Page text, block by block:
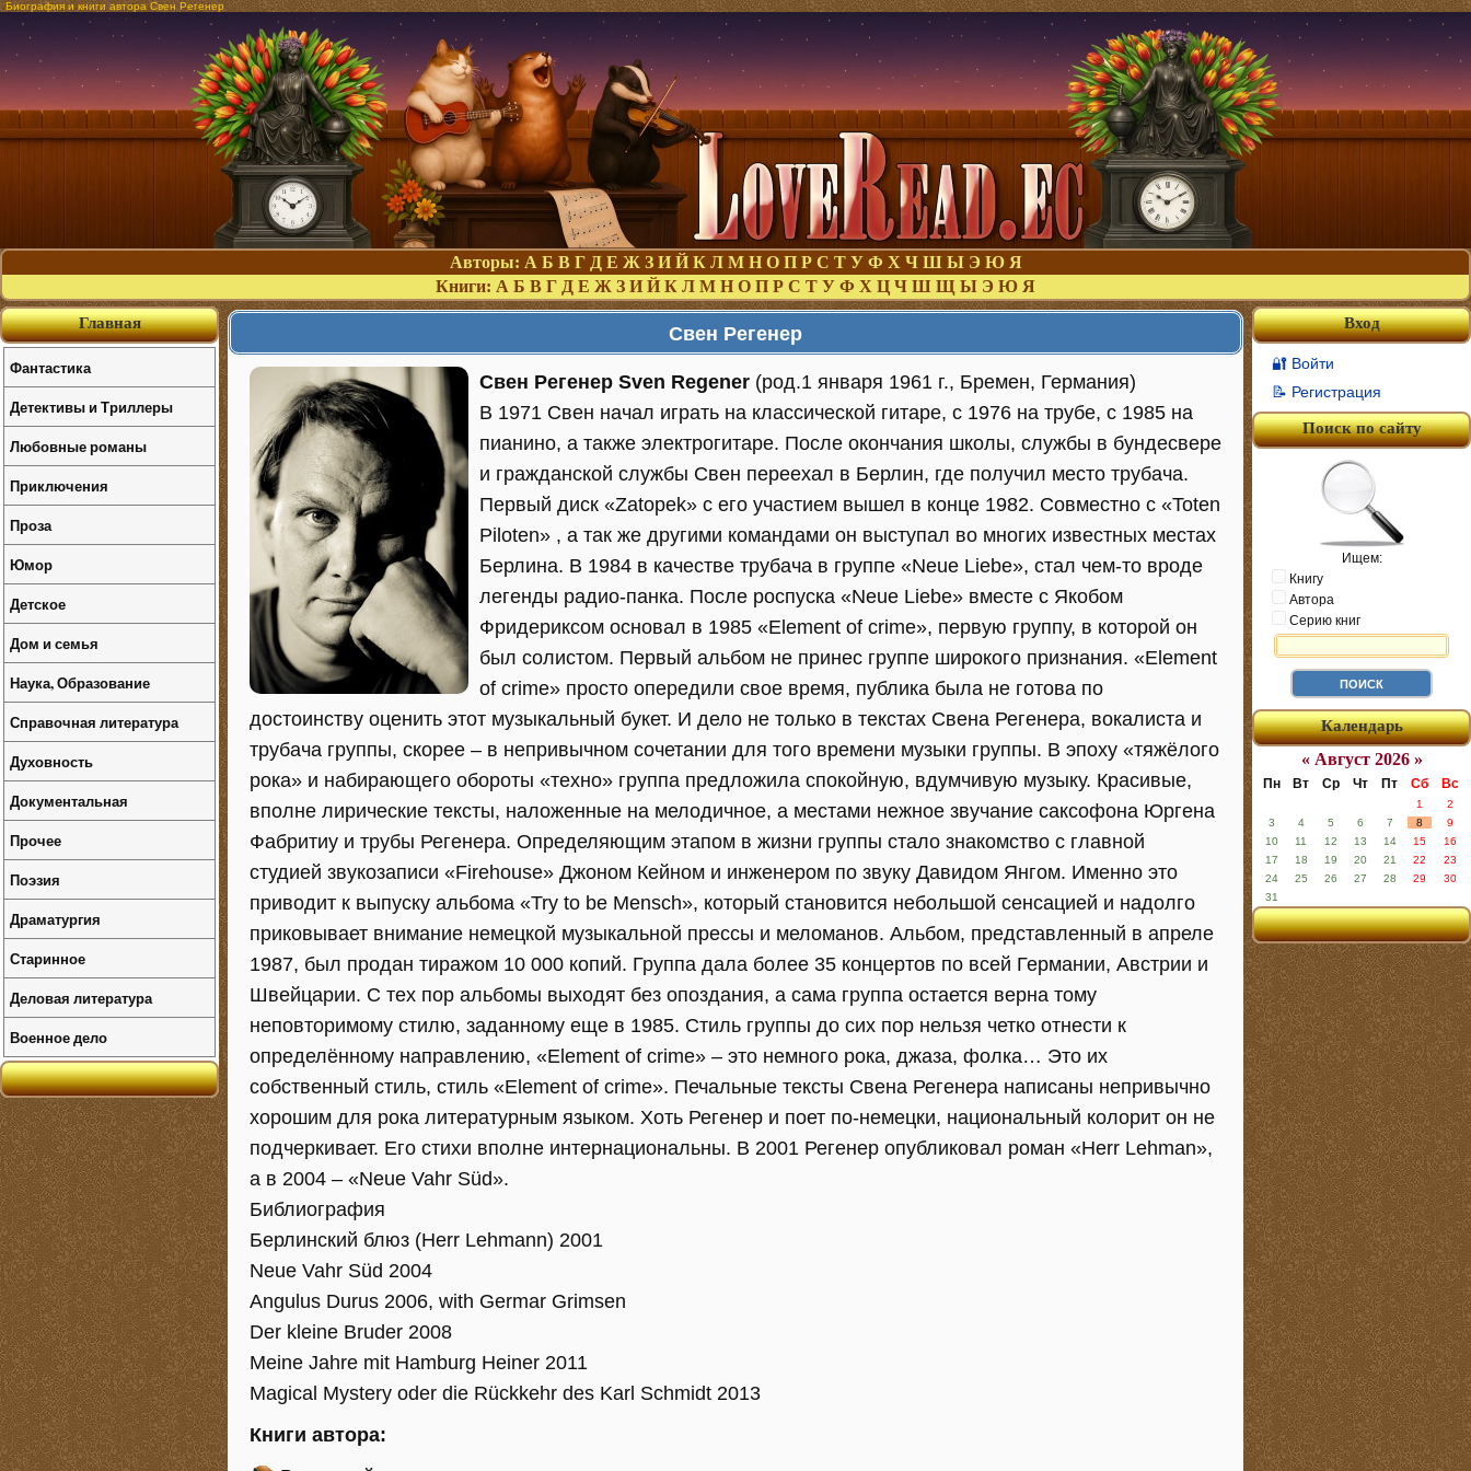
Биография и книги автора Свен Регенер
Авторы: А Б В Г Д Е Ж З И Й К Л М Н О П Р С Т У Ф Х Ч Ш Ы Э Ю Я
Книги: А Б В Г Д Е Ж З И Й К Л М Н О П Р С Т У Ф Х Ц Ч Ш Щ Ы Э Ю Я
Свен Регенер
Свен Регенер Sven Regener (род.1 января 1961 г., Бремен, Германия)
В 1971 Свен начал играть на классической гитаре, с 1976 на трубе, с 1985 на
пианино, а также электрогитаре. После окончания школы, службы в бундесвере
и гражданской службы Свен переехал в Берлин, где получил место трубача.
Первый диск «Zatopek» с его участием вышел в конце 1982. Совместно с «Toten
Piloten» , а так же другими командами он выступал во многих известных местах
Берлина. В 1984 в качестве трубача в группе «Neue Liebe», стал чем-то вроде
легенды радио-панка. После роспуска «Neue Liebe» вместе с Якобом
Фридериксом основал в 1985 «Element of crime», первую группу, в которой он
был солистом. Первый альбом не принес группе широкого признания. «Element
of crime» просто опередили свое время, публика была не готова по
достоинству оценить этот музыкальный букет. И дело не только в текстах Свена Регенера, вокалиста и
трубача группы, скорее – в непривычном сочетании для того времени музыки группы. В эпоху «тяжёлого
рока» и набирающего обороты «техно» группа предложила спокойную, вдумчивую музыку. Красивые,
вполне лирические тексты, наложенные на мелодичное, а местами нежное звучание саксофона Юргена
Фабритиу и трубы Регенера. Определяющим этапом в жизни группы стало знакомство с главной
студией звукозаписи «Firehouse» Джоном Кейном и инженером по звуку Давидом Янгом. Именно это
приводит к выпуску альбома «Try to be Mensch», который становится небольшой сенсацией и надолго
приковывает внимание немецкой музыкальной прессы и меломанов. Альбом, представленный в апреле
1987, был продан тиражом 10 000 копий. Группа дала более 35 концертов по всей Германии, Австрии и
Швейцарии. С тех пор альбомы выходят без опоздания, а сама группа остается верна тому
неповторимому стилю, заданному еще в 1985. Стиль группы до сих пор нельзя четко отнести к
определённому направлению, «Element of crime» – это немного рока, джаза, фолка… Это их
собственный стиль, стиль «Element of crime». Печальные тексты Свена Регенера написаны непривычно
хорошим для рока литературным языком. Хоть Регенер и поет по-немецки, национальный колорит он не
подчеркивает. Его стихи вполне интернациональны. В 2001 Регенер опубликовал роман «Herr Lehman»,
а в 2004 – «Neue Vahr Süd».
Библиография
Берлинский блюз (Herr Lehmann) 2001
Neue Vahr Süd 2004
Angulus Durus 2006, with Germar Grimsen
Der kleine Bruder 2008
Meine Jahre mit Hamburg Heiner 2011
Magical Mystery oder die Rückkehr des Karl Schmidt 2013
Книги автора:
Вход
🔐 Войти
📝 Регистрация
Поиск по сайту
Ищем:
Книгу
Автора
Серию книг
Календарь
« Август 2026 »
Пн Вт Ср Чт Пт Сб Вс
1
2
3
4 5 6 7 8
9
10
11 12 13 14 15
16
17
18 19 20 21 22
23
24
25 26 27 28 29
30
31
Главная
Фантастика
Детективы и Триллеры
Любовные романы
Приключения
Проза
Юмор
Детское
Дом и семья
Наука, Образование
Справочная литература
Духовность
Документальная
Прочее
Поэзия
Драматургия
Старинное
Деловая литература
Военное дело